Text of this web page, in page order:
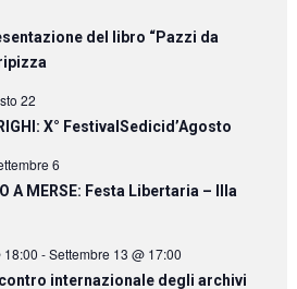
del libro “Pazzi da
22
X° FestivalSedicid’Agosto
6
A MERSE: Festa Libertaria – IIIa
18:00 -Settembre 13 @ 17:00
internazionale degli archivi